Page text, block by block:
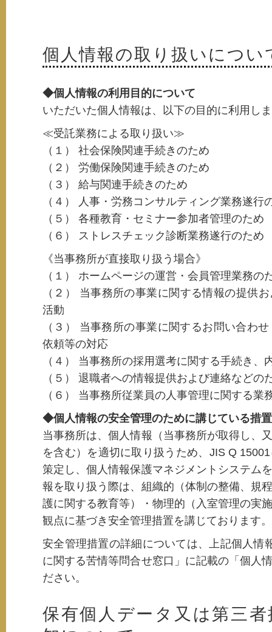
個人情報の取り扱いについ
◆個人情報の利用目的について
いただいた個人情報は、以下の目的に利用し
≪受託業務による取り扱い≫
（１） 社会保険関連手続きのため
（２） 労働保険関連手続きのため
（３） 給与関連手続きのため
（４） 人事・労務コンサルティング業務遂行
（５） 各種教育・セミナー参加者管理のため
（６） ストレスチェック診断業務遂行のため
《当事務所が直接取り扱う場合》
（１） ホームページの運営・会員管理業務の
（２） 当事務所の事業に関する情報の提供
活動
（３） 当事務所の事業に関するお問い合わ
依頼等の対応
（４） 当事務所の採用選考に関する手続き、
（５） 退職者への情報提供および連絡などの
（６） 当事務所従業員の人事管理に関する業
◆個人情報の安全管理のために講じている措
当事務所は、個人情報（当事務所が取得し、
を含む）を適切に取り扱うため、JIS Q
策定し、個人情報保護マネジメントシステム
報を取り扱う際は、組織的（体制の整備、規
護に関する教育等）・物理的（入室管理の実
観点に基づき安全管理措置を講じております。
安全管理措置の詳細については、上記個人情
に関する苦情等問合せ窓口」に記載の「個人
ださい。
保有個人データ又は第三